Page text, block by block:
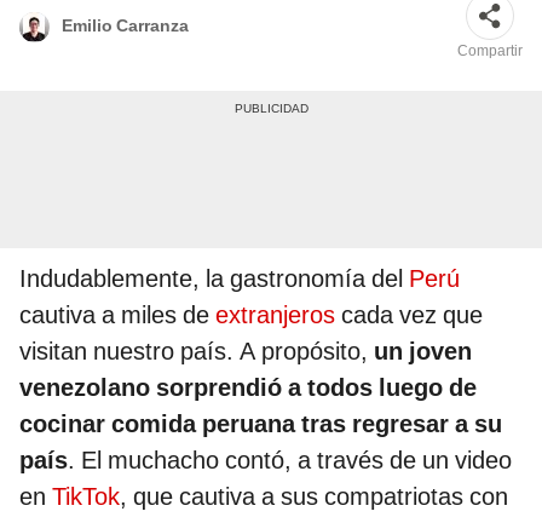
Emilio Carranza
Compartir
Indudablemente, la gastronomía del Perú
cautiva a miles de extranjeros cada vez que
visitan nuestro país. A propósito, un joven
venezolano sorprendió a todos luego de
cocinar comida peruana tras regresar a su
país. El muchacho contó, a través de un video
en TikTok, que cautiva a sus compatriotas con